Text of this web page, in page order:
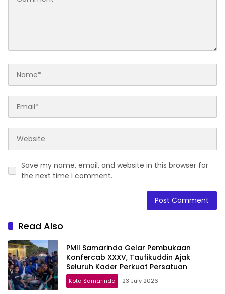
Save my name, email, and website in this browser for
the next time I comment.
Read Also
PMII Samarinda Gelar Pembukaan
Konfercab XXXV, Taufikuddin Ajak
Seluruh Kader Perkuat Persatuan
Kota Samarinda 23 July 2026